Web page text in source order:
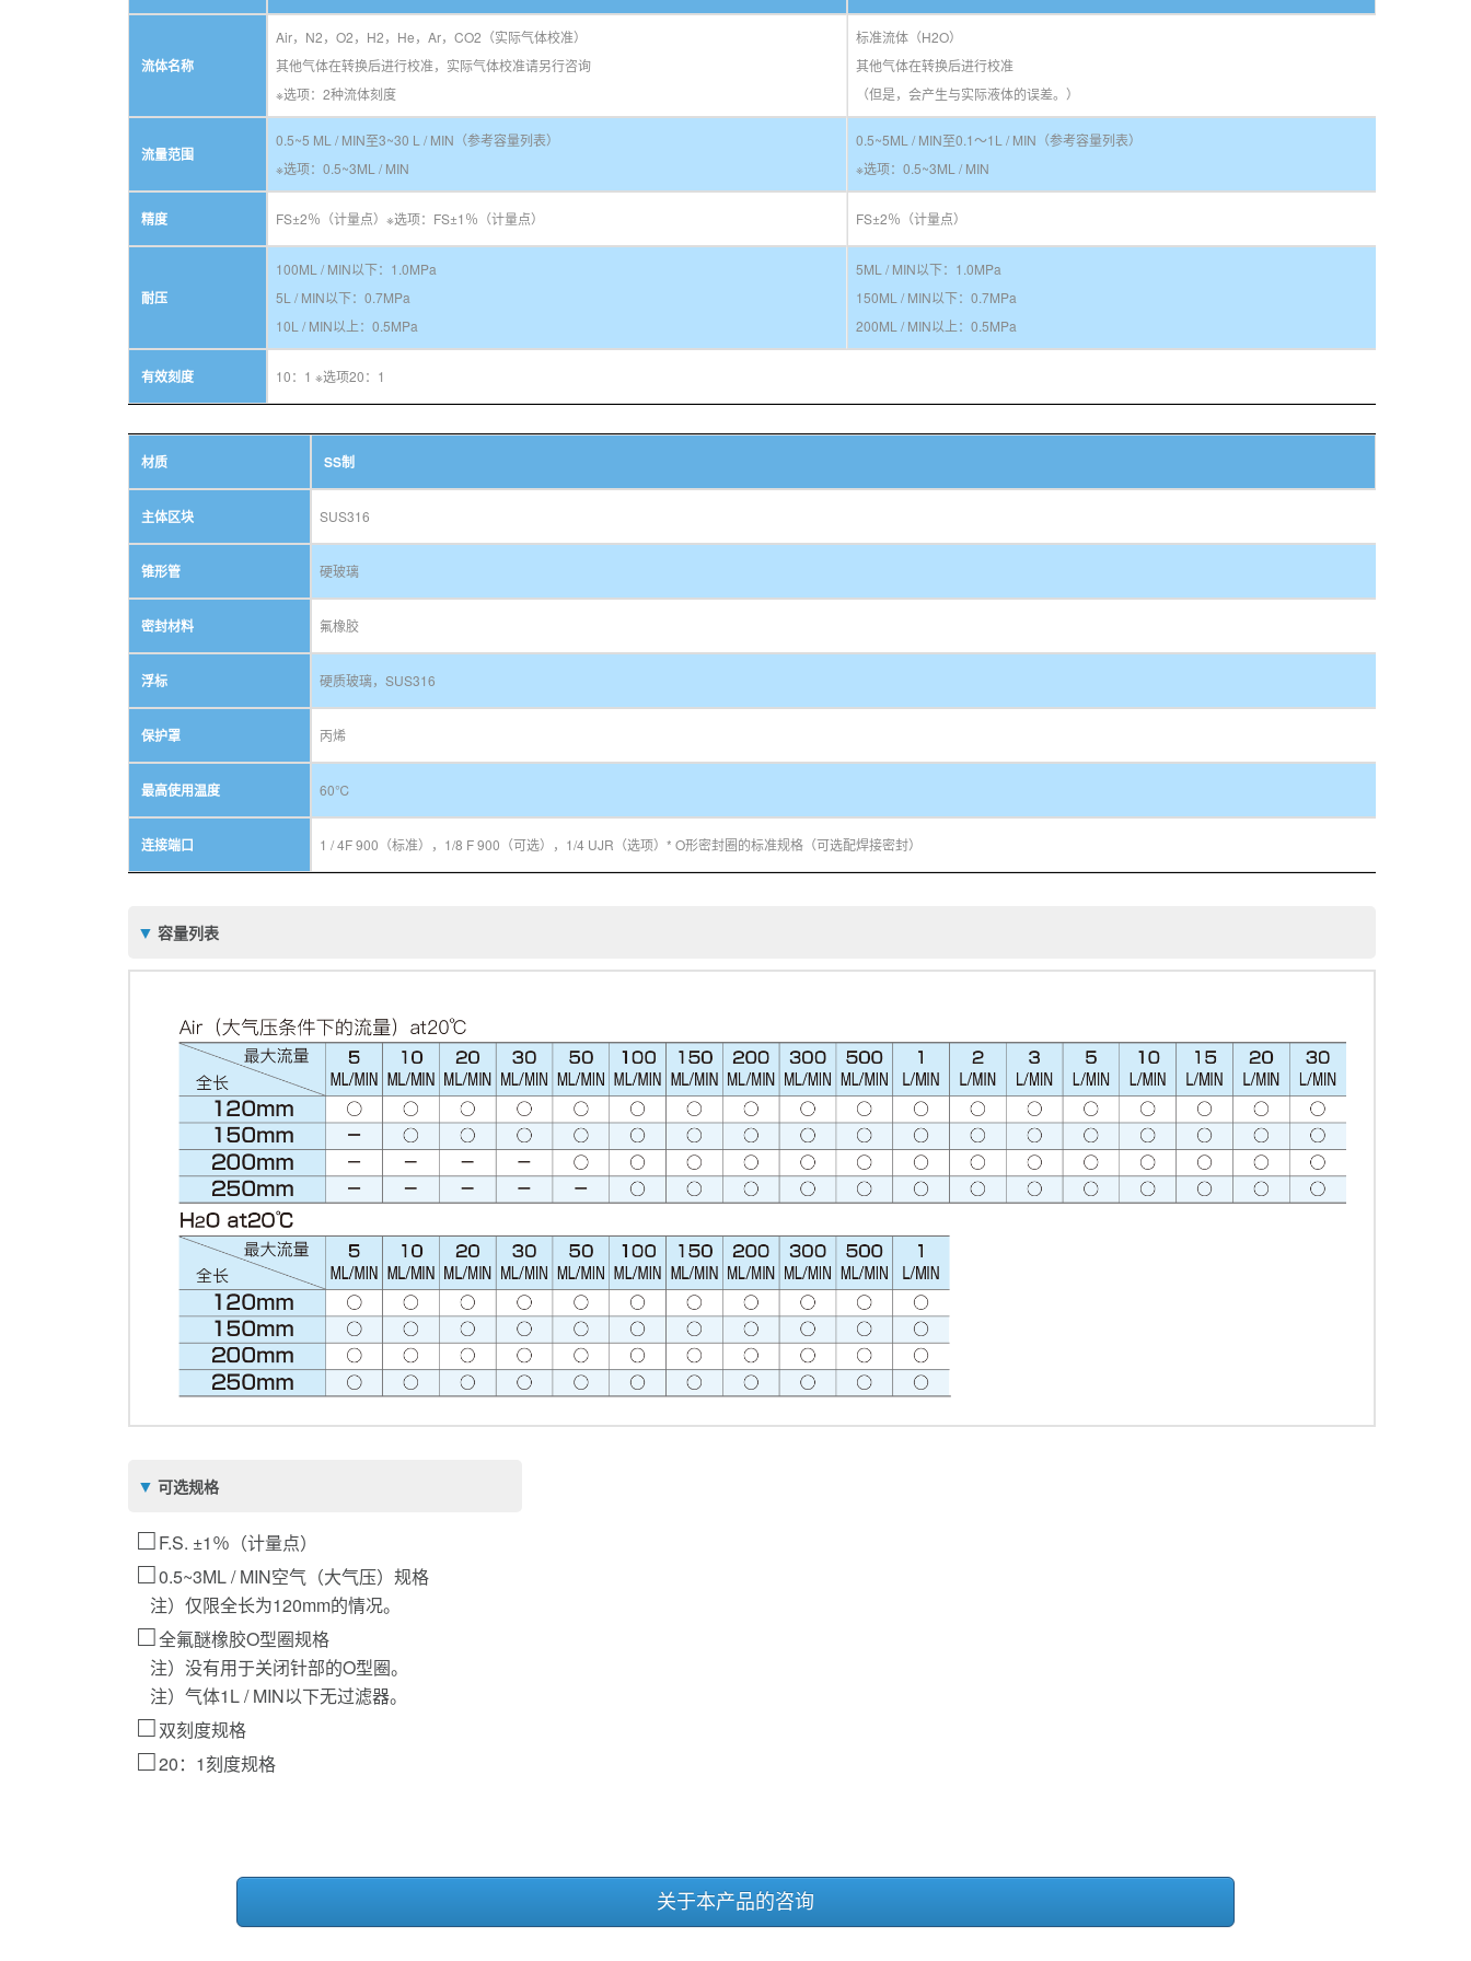
流体名称
Air，N2，O2，H2，He，Ar，CO2（实际气体校准）
其他气体在转换后进行校准，实际气体校准请另行咨询
※选项：2种流体刻度
标准流体（H2O）
其他气体在转换后进行校准
（但是，会产生与实际液体的误差。）
流量范围
0.5~5 ML / MIN至3~30 L / MIN（参考容量列表）
※选项：0.5~3ML / MIN
0.5~5ML / MIN至0.1～1L / MIN（参考容量列表）
※选项：0.5~3ML / MIN
精度 FS±2％（计量点）※选项：FS±1％（计量点） FS±2％（计量点）
耐压
100ML / MIN以下：1.0MPa
5L / MIN以下：0.7MPa
10L / MIN以上：0.5MPa
5ML / MIN以下：1.0MPa
150ML / MIN以下：0.7MPa
200ML / MIN以上：0.5MPa
有效刻度 10：1 ※选项20：1
材质 SS制
主体区块 SUS316
锥形管 硬玻璃
密封材料 氟橡胶
浮标 硬质玻璃，SUS316
保护罩 丙烯
最高使用温度 60℃
连接端口 1 / 4F 900（标准），1/8 F 900（可选），1/4 UJR（选项）* O形密封圈的标准规格（可选配焊接密封）
容量列表
可选规格
F.S. ±1％（计量点）
0.5~3ML / MIN空气（大气压）规格
注）仅限全长为120mm的情况。
全氟醚橡胶O型圈规格
注）没有用于关闭针部的O型圈。
注）气体1L / MIN以下无过滤器。
双刻度规格
20：1刻度规格
关于本产品的咨询